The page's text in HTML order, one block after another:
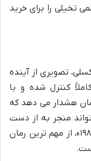
تخیلی را برای خرید
تصویری از آینده
کنترل شده و با
هشدار می دهد که
منجر به از دست
رفتن فردیت و آزادی شود. این اثر، در کنار «۱۹۸۴»، از مهم ترین رمان